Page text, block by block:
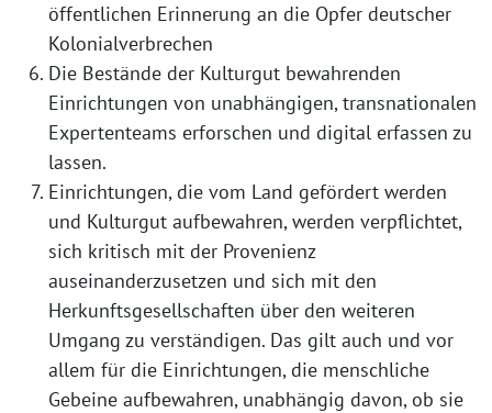
öffentlichen Erinnerung an die Opfer deutscher
Kolonialverbrechen
Die Bestände der Kulturgut bewahrenden
Einrichtungen von unabhängigen, transnationalen
Expertenteams erforschen und digital erfassen zu
lassen.
Einrichtungen, die vom Land gefördert werden
und Kulturgut aufbewahren, werden verpflichtet,
sich kritisch mit der Provenienz
auseinanderzusetzen und sich mit den
Herkunftsgesellschaften über den weiteren
Umgang zu verständigen. Das gilt auch und vor
allem für die Einrichtungen, die menschliche
Gebeine aufbewahren, unabhängig davon, ob sie